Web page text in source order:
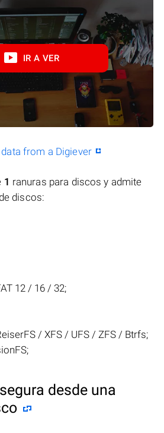
IR A VER
from a Digiever
1 ranuras para discos y admite
discos:
12 / 16 / 32;
/ XFS / UFS / ZFS / Btrfs;
desde una